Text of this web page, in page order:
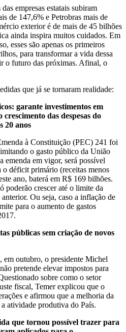
empresas estatais subiram
de 147,6% e Petrobras mais de
exterior é de mais de 45 bilhões
ainda inspira muitos cuidados. Em
esses são apenas os primeiros
para transformar a vida dessa
o futuro das próximas. Afinal, o
que já se tornaram realidade:
garante investimentos em
das despesas do
20 anos
à Constituição (PEC) 241 foi
o gasto público da União
emenda em vigor, será possível
o déficit primário (receitas menos
ano, baterá em R$ 169 bilhões.
poderão crescer até o limite da
Ou seja, caso a inflação de
para o aumento de gastos
públicas sem criação de novos
em outubro, o presidente Michel
pretende elevar impostos para
sobre como o setor
fiscal, Temer explicou que o
e afirmou que a melhoria da
atividade produtiva do País.
que tornou possível trazer para